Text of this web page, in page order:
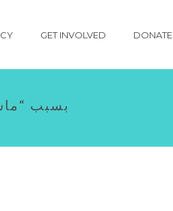
GET INVOLVED DONATE
بسبب